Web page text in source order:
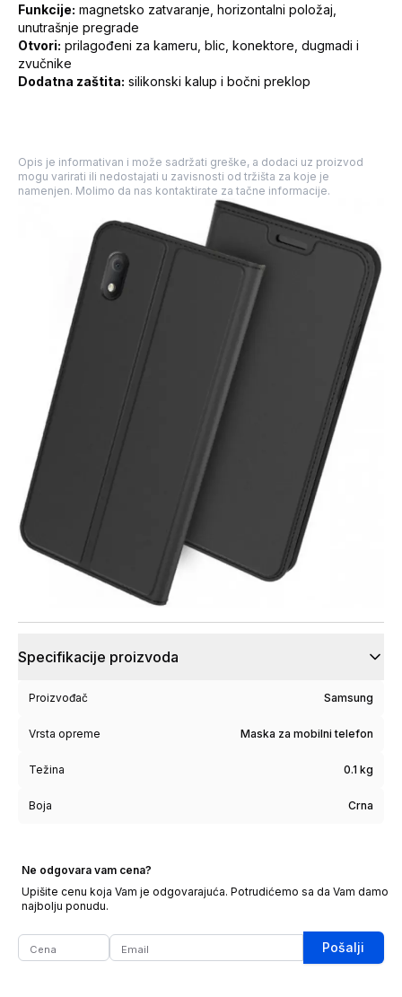
Funkcije: magnetsko zatvaranje, horizontalni položaj,
unutrašnje pregrade
Otvori: prilagođeni za kameru, blic, konektore, dugmadi i
zvučnike
Dodatna zaštita: silikonski kalup i bočni preklop
Opis je informativan i može sadržati greške, a dodaci uz proizvod
mogu varirati ili nedostajati u zavisnosti od tržišta za koje je
namenjen. Molimo da nas kontaktirate za tačne informacije.
Specifikacije proizvoda
Proizvođač Samsung
Vrsta opreme Maska za mobilni telefon
Težina 0.1 kg
Boja Crna
Ne odgovara vam cena?
Upišite cenu koja Vam je odgovarajuća. Potrudićemo sa da Vam damo
najbolju ponudu.
Pošalji